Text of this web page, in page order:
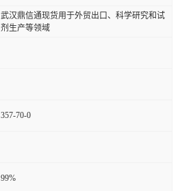
武汉鼎信通现货用于外贸出口、科学研究和试
剂生产等领域
357-70-0
99%